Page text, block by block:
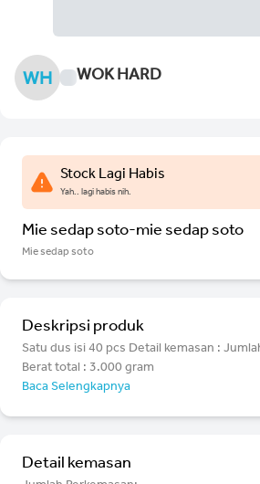
WH WOK HARD
Stock Lagi Habis
Yah.. lagi habis nih.
Mie sedap soto-mie sedap soto
Mie sedap soto
Deskripsi produk
Satu dus isi 40 pcs Detail kemasan : Jumlah kontent : 40 pcs
Berat total : 3.000 gram
Baca Selengkapnya
Detail kemasan